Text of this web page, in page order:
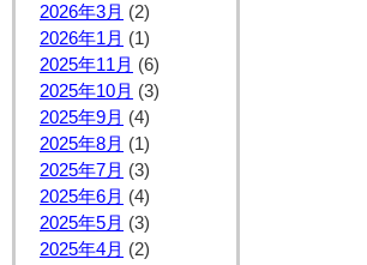
2026年3月 (2)
2026年1月 (1)
2025年11月 (6)
2025年10月 (3)
2025年9月 (4)
2025年8月 (1)
2025年7月 (3)
2025年6月 (4)
2025年5月 (3)
2025年4月 (2)